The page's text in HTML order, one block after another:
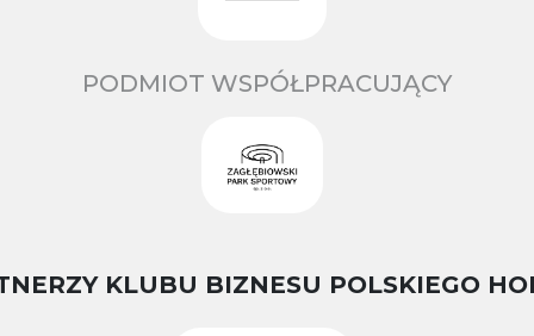
PODMIOT WSPÓŁPRACUJĄCY
KLUBU BIZNESU POLSKIEGO